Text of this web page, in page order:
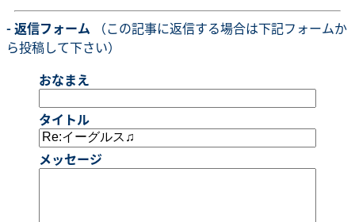
- 返信フォーム （この記事に返信する場合は下記フォームか
ら投稿して下さい）
おなまえ
タイトル
メッセージ